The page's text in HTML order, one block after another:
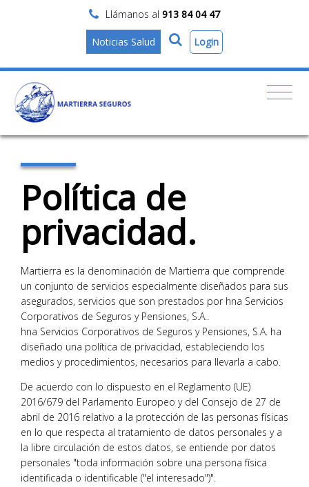
Llámanos al 913 84 04 47
Noticias Salud Login
Política de
privacidad.
Martierra es la denominación de Martierra que comprende
un conjunto de servicios especialmente diseñados para sus
asegurados, servicios que son prestados por hna Servicios
Corporativos de Seguros y Pensiones, S.A..
hna Servicios Corporativos de Seguros y Pensiones, S.A. ha
diseñado una política de privacidad, estableciendo los
medios y procedimientos, necesarios para llevarla a cabo.
De acuerdo con lo dispuesto en el Reglamento (UE)
2016/679 del Parlamento Europeo y del Consejo de 27 de
abril de 2016 relativo a la protección de las personas físicas
en lo que respecta al tratamiento de datos personales y a
la libre circulación de estos datos, se entiende por datos
personales "toda información sobre una persona física
identificada o identificable ("el interesado")".